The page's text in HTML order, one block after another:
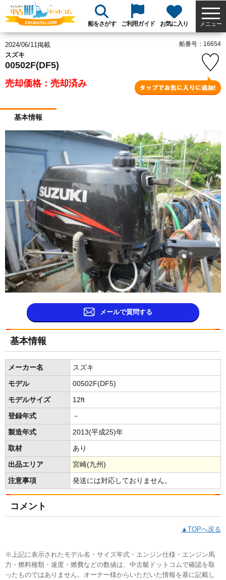
船をさがす ご利用ガイド お気に入り メニュー
2024/06/11掲載
スズキ
00502F(DF5)
売却価格：売却済み
船番号：16654
基本情報
メールで質問する
基本情報
メーカー名 スズキ
モデル 00502F(DF5)
モデルサイズ 12ft
登録年式 －
製造年式 2013(平成25)年
取材 あり
出品エリア 宮崎(九州)
注意事項 発送には対応しておりません。
コメント
▲TOPへ戻る
※上記に表示されたモデル名・サイズ年式・エンジン仕様・エンジン馬
力・燃料種類・速度・燃費などの数値は、中古艇ドットコムで確認を取
ったものではありません。オーナー様からいただいた情報を基に記載し